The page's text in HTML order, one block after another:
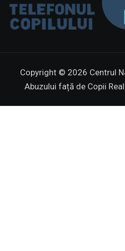
Copyright © 2026 Centrul
Abuzului față de Copii